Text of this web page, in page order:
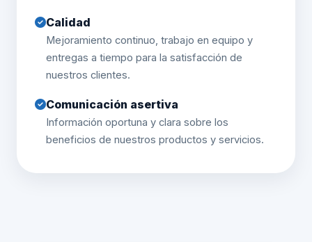
Calidad
Mejoramiento continuo, trabajo en equipo y
entregas a tiempo para la satisfacción de
nuestros clientes.
Comunicación asertiva
Información oportuna y clara sobre los
beneficios de nuestros productos y servicios.